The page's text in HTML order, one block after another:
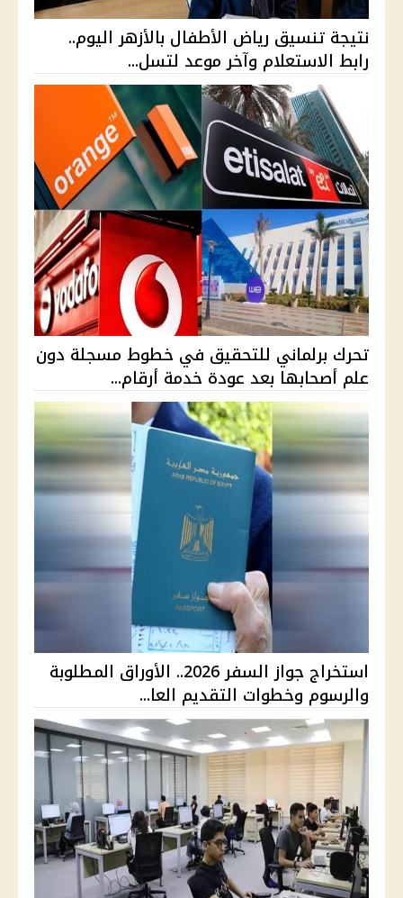
نتيجة تنسيق رياض الأطفال بالأزهر اليوم..
رابط الاستعلام وآخر موعد لتسل...
تحرك برلماني للتحقيق في خطوط مسجلة دون
علم أصحابها بعد عودة خدمة أرقام...
استخراج جواز السفر 2026.. الأوراق المطلوبة
والرسوم وخطوات التقديم العا...